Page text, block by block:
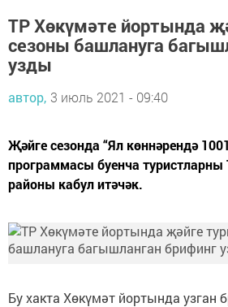
ТР Хөкүмәте йортында
сезоны башлануга
узды
автор, 3 июль 2021 - 09:40
Җәйге сезонда “Ял көннәрендә
программасы буенча туристларны
районы кабул итәчәк.
Бу хакта Хөкүмәт йортында узган